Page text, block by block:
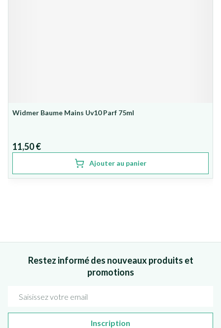
Widmer Baume Mains Uv10 Parf 75ml
11,50 €
Ajouter au panier
Restez informé des nouveaux produits et
promotions
Inscription